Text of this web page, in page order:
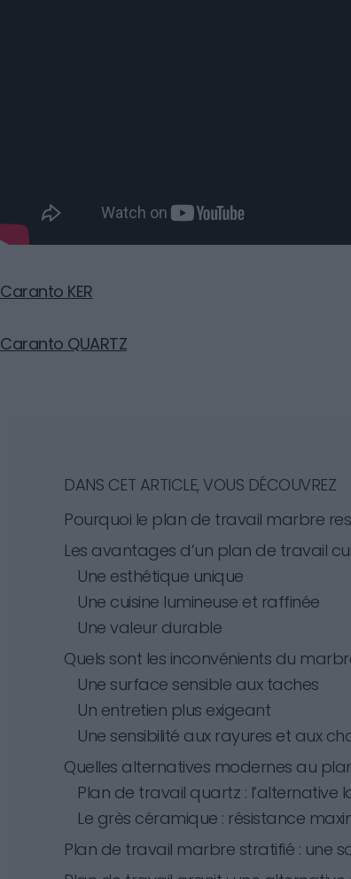
Caranto KER
Caranto QUARTZ
DANS CET ARTICLE, VOUS DÉCOUVREZ
Pourquoi le plan de travail marbre
Les avantages d’un plan de travail
Une esthétique unique
Une cuisine lumineuse et raffinée
Une valeur durable
Quels sont les inconvénients du
Une surface sensible aux taches
Un entretien plus exigeant
Une sensibilité aux rayures et aux
Quelles alternatives modernes au
Plan de travail quartz : l’alternative
Le grès céramique : résistance
Plan de travail marbre stratifié : une